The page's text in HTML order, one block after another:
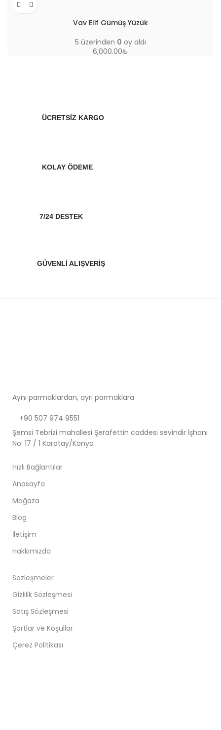
Vav Elif Gümüş Yüzük
5 üzerinden 0 oy aldı
6,000.00₺
ÜCRETSİZ KARGO
KOLAY ÖDEME
7/24 DESTEK
GÜVENLİ ALIŞVERİŞ
Aynı parmaklardan, ayrı parmaklara
+90 507 974 9551
Şemsi Tebrizi mahallesi Şerafettin caddesi sevindir İşhanı
No: 17 / 1 Karatay/Konya
Hızlı Bağlantılar
Anasayfa
Mağaza
Blog
İletişim
Hakkımızda
Sözleşmeler
Gizlilik Sözleşmesi
Satış Sözleşmesi
Şartlar ve Koşullar
Çerez Politikası